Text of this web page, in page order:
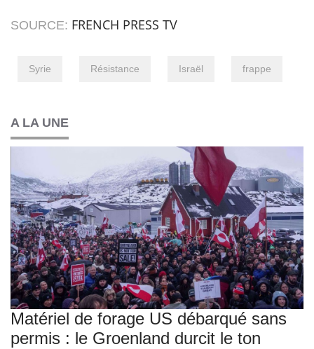
SOURCE: FRENCH PRESS TV
Syrie Résistance Israël frappe
A LA UNE
Matériel de forage US débarqué sans
permis : le Groenland durcit le ton